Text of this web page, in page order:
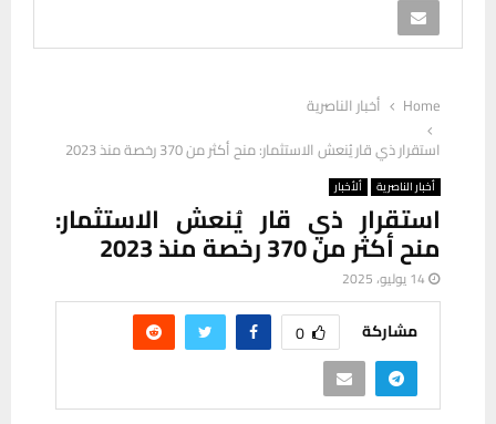
Home
أخبار الناصرية
استقرار ذي قار يُنعش الاستثمار: منح أكثر من 370 رخصة منذ 2023
أخبار الناصرية ألأخبار
استقرار ذي قار يُنعش الاستثمار:
منح أكثر من 370 رخصة منذ 2023
14 يوليو، 2025
مشاركة 0